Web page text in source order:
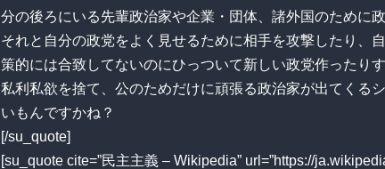
分の後ろにいる先輩政治家や企業・団体、諸外国のために
それと自分の政党をよく見せるために相手を攻撃したり、
策的には合致してないのにひっついて新しい政党作ったりす
私利私欲を捨て、公のためだけに頑張る政治家が出てくる
いもんですかね？
[/su_quote]
[su_quote cite=”民主主義 – Wikipedia” url=”https://